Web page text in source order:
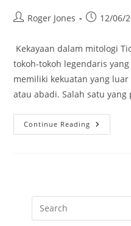
PostRoger Jones
Post12/06/
Kekayaan dalam mitologi
tokoh-tokoh legendaris
memiliki kekuatan yang
atau abadi. Salah satu
Continue Reading Asal
Usul
Tiongkok